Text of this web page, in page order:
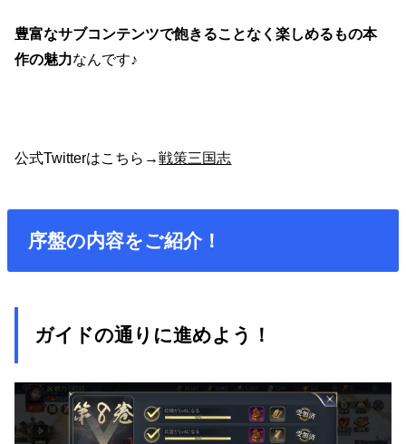
豊富なサブコンテンツで飽きることなく楽しめるもの本
作の魅力なんです♪
公式Twitterはこちら→戦策三国志
序盤の内容をご紹介！
ガイドの通りに進めよう！